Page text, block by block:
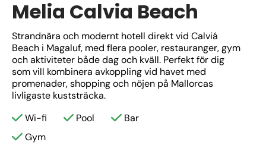
Melia Calvia Beach
Strandnära och modernt hotell direkt vid Calviá
Beach i Magaluf, med flera pooler, restauranger, gym
och aktiviteter både dag och kväll. Perfekt för dig
som vill kombinera avkoppling vid havet med
promenader, shopping och nöjen på Mallorcas
livligaste kuststräcka.
Wi-fi
Pool
Bar
Gym